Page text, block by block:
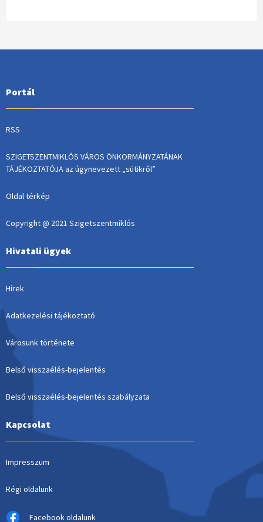
Portál
RSS
SZIGETSZENTMIKLÓS VÁROS ÖNKORMÁNYZATÁNAK
TÁJÉKOZTATÓJA az úgynevezett „sütikről”
Oldal térkép
Copyright @ 2021 Szigetszentmiklós
Hivatali ügyek
Hírek
Adatkezelési tájékoztató
Városunk története
Belső visszaélés-bejelentés
Belső visszaélés-bejelentés szabályzata
Kapcsolat
Impresszum
Régi oldalunk
Facebook oldalunk